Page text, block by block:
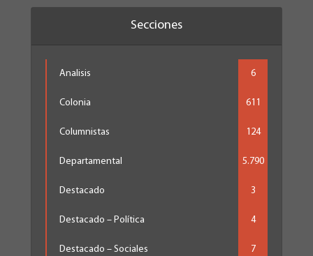
Secciones
Analisis 6
Colonia 611
Columnistas 124
Departamental 5.790
Destacado 3
Destacado – Política 4
Destacado – Sociales 7